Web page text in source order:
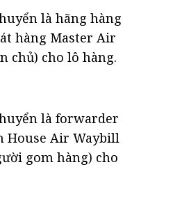
là hãng hàng
hàng Master Air
chủ) cho lô hàng.
là forwarder
House Air Waybill
gom hàng) cho